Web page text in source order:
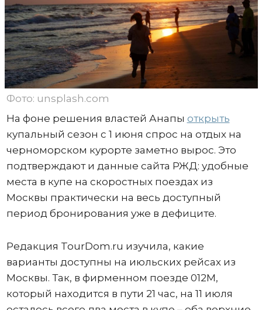
Фото: unsplash.com
На фоне решения властей Анапы открыть
купальный сезон с 1 июня спрос на отдых на
черноморском курорте заметно вырос. Это
подтверждают и данные сайта РЖД: удобные
места в купе на скоростных поездах из
Москвы практически на весь доступный
период бронирования уже в дефиците.
Редакция TourDom.ru изучила, какие
варианты доступны на июльских рейсах из
Москвы. Так, в фирменном поезде 012М,
который находится в пути 21 час, на 11 июля